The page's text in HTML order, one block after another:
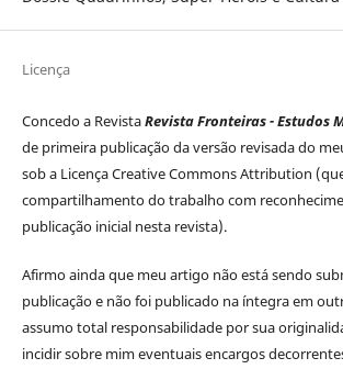
Licença
Concedo a RevistaRevista Fronteiras - Estudos
de primeira publicação da versão revisada do
sob a Licença Creative Commons Attribution
compartilhamento do trabalho com
publicação inicial nesta revista).
Afirmo ainda que meu artigo não está sendo
publicação e não foi publicado na íntegra em
assumo total responsabilidade por sua
incidir sobre mim eventuais encargos